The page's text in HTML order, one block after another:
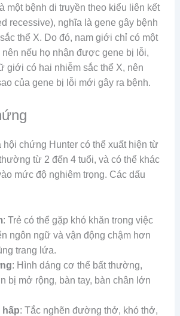
một bệnh di truyền theo kiểu liên kết
recessive), nghĩa là gene gây bệnh
thể X. Do đó, nam giới chỉ có một
nên nếu họ nhận được gene bị lỗi,
giới có hai nhiễm sắc thể X, nên
của gene bị lỗi mới gây ra bệnh.
hội chứng Hunter có thể xuất hiện từ
từ 2 đến 4 tuổi, và có thể khác
mức độ nghiêm trọng. Các dấu
: Trẻ có thể gặp khó khăn trong việc
ngôn ngữ và vận động chậm hơn
trang lứa.
: Hình dáng cơ thể bất thường,
bị mở rộng, bàn tay, bàn chân lớn
hấp: Tắc nghẽn đường thở, khó thở,